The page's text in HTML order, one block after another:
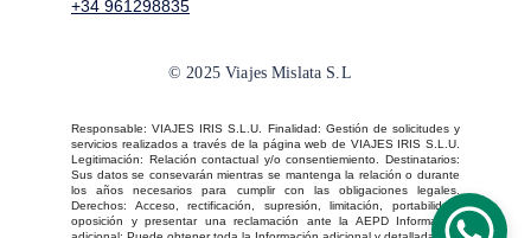
+34 961298835
© 2025 Viajes Mislata S.L
Responsable: VIAJES IRIS S.L.U. Finalidad: Gestión de solicitudes y
servicios realizados a través de la página web de VIAJES IRIS S.L.U.
Legitimación: Relación contactual y/o consentiemiento. Destinatarios:
Sus datos se consevarán mientras se mantenga la relación o durante
los años necesarios para cumplir con las obligaciones legales.
Derechos: Acceso, rectificación, supresión, limitación, portabilidad,
oposición y presentar una reclamación ante la AEPD Información